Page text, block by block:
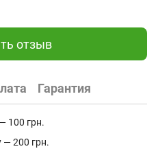
отзыв
Гарантия
100 грн.
— 200 грн.